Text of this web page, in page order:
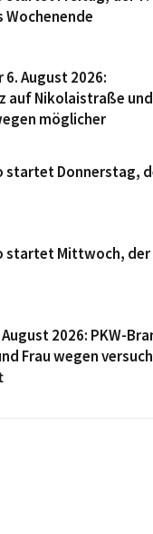
Wochenende
August 2026:
auf Nikolaistraße und
möglicher
startet Donnerstag,
startet Mittwoch, der
2026: PKW-
Frau wegen